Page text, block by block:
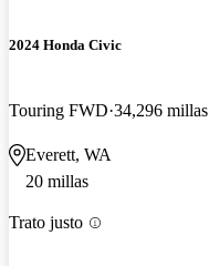
2024 Honda Civic
Touring FWD 34,296 millas
Everett, WA
20 millas
Trato justo